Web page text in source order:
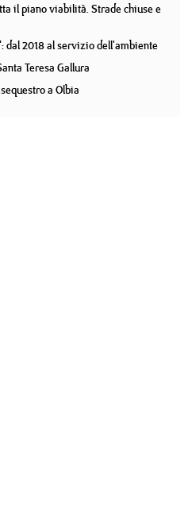
il piano viabilità. Strade chiuse e
dal 2018 al servizio dell'ambiente
Teresa Gallura
a Olbia